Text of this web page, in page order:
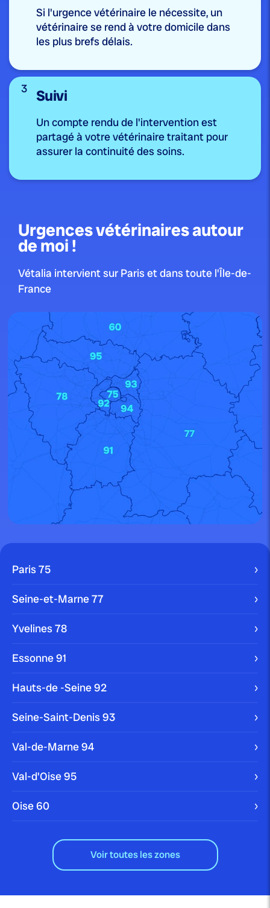
Si l'urgence vétérinaire le nécessite, un
vétérinaire se rend à votre domicile dans
les plus brefs délais.
3 Suivi
Un compte rendu de l'intervention est
partagé à votre vétérinaire traitant pour
assurer la continuité des soins.
Urgences vétérinaires autour
de moi !
Vétalia intervient sur Paris et dans toute l'Île-de-
France
Paris 75
Seine-et-Marne 77
Yvelines 78
Essonne 91
Hauts-de -Seine 92
Seine-Saint-Denis 93
Val-de-Marne 94
Val-d'Oise 95
Oise 60
Voir toutes les zones